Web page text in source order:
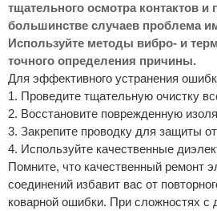
тщательного осмотра контактов
большинстве случаев проблема
Используйте методы вибро- и
точного определения причины.
Для эффективного устранения
1. Проведите тщательную очистку
2. Восстановите поврежденную
3. Закрепите проводку для защиты
4. Используйте качественные
Помните, что качественный ремонт
соединений избавит вас от
коварной ошибки. При сложностях с